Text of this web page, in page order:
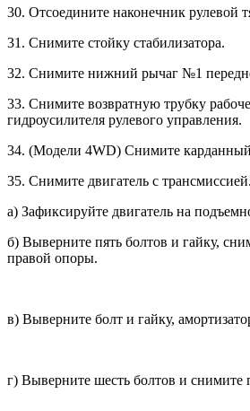
30. Отсоедините наконечник рулевой
31. Снимите стойку стабилизатора.
32. Снимите нижний рычаг №1
33. Снимите возвратную трубку
гидроусилителя рулево­го управления.
34. (Модели 4WD) Снимите
35. Снимите двигатель с трансмиссией.
а) Зафиксируйте двигатель на
б) Выверните пять болтов и гайку,
правой опоры.
в) Выверните болт и гайку,
г) Выверните шесть болтов и сними­те